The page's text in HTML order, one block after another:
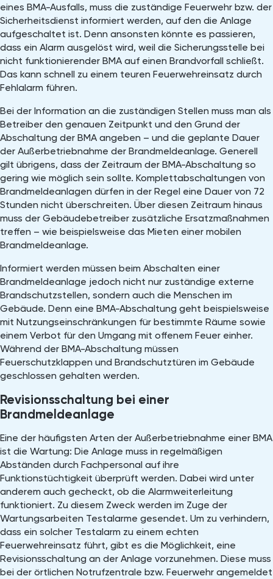
eines BMA-Ausfalls, muss die zuständige Feuerwehr bzw. der
Sicherheitsdienst informiert werden, auf den die Anlage
aufgeschaltet ist. Denn ansonsten könnte es passieren,
dass ein Alarm ausgelöst wird, weil die Sicherungsstelle bei
nicht funktionierender BMA auf einen Brandvorfall schließt.
Das kann schnell zu einem teuren Feuerwehreinsatz durch
Fehlalarm führen.
Bei der Information an die zuständigen Stellen muss man als
Betreiber den genauen Zeitpunkt und den Grund der
Abschaltung der BMA angeben – und die geplante Dauer
der Außerbetriebnahme der Brandmeldeanlage. Generell
gilt übrigens, dass der Zeitraum der BMA-Abschaltung so
gering wie möglich sein sollte. Komplettabschaltungen von
Brandmeldeanlagen dürfen in der Regel eine Dauer von 72
Stunden nicht überschreiten. Über diesen Zeitraum hinaus
muss der Gebäudebetreiber zusätzliche Ersatzmaßnahmen
treffen – wie beispielsweise das Mieten einer mobilen
Brandmeldeanlage.
Informiert werden müssen beim Abschalten einer
Brandmeldeanlage jedoch nicht nur zuständige externe
Brandschutzstellen, sondern auch die Menschen im
Gebäude. Denn eine BMA-Abschaltung geht beispielsweise
mit Nutzungseinschränkungen für bestimmte Räume sowie
einem Verbot für den Umgang mit offenem Feuer einher.
Während der BMA-Abschaltung müssen
Feuerschutzklappen und Brandschutztüren im Gebäude
geschlossen gehalten werden.
Revisionsschaltung bei einer
Brandmeldeanlage
Eine der häufigsten Arten der Außerbetriebnahme einer BMA
ist die Wartung: Die Anlage muss in regelmäßigen
Abständen durch Fachpersonal auf ihre
Funktionstüchtigkeit überprüft werden. Dabei wird unter
anderem auch gecheckt, ob die Alarmweiterleitung
funktioniert. Zu diesem Zweck werden im Zuge der
Wartungsarbeiten Testalarme gesendet. Um zu verhindern,
dass ein solcher Testalarm zu einem echten
Feuerwehreinsatz führt, gibt es die Möglichkeit, eine
Revisionsschaltung an der Anlage vorzunehmen. Diese muss
bei der örtlichen Notrufzentrale bzw. Feuerwehr angemeldet